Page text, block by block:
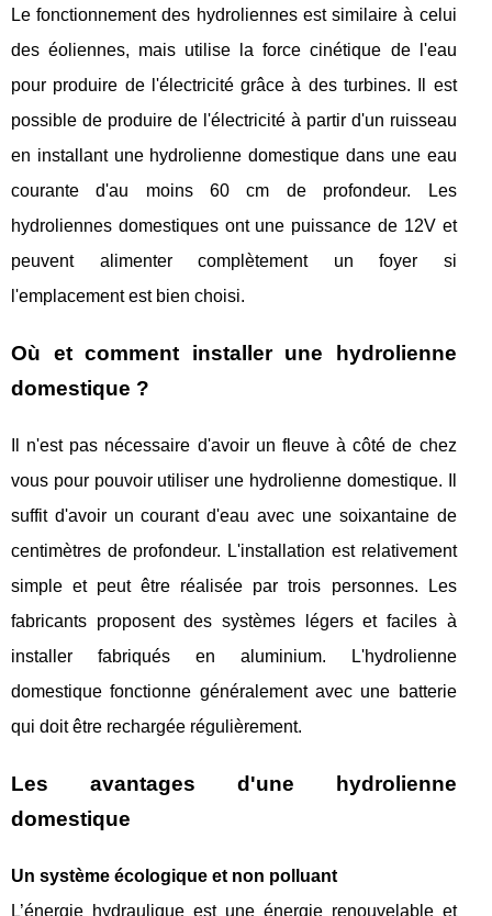
Le fonctionnement des hydroliennes est similaire à celui
des éoliennes, mais utilise la force cinétique de l'eau
pour produire de l'électricité grâce à des turbines. Il est
possible de produire de l'électricité à partir d'un ruisseau
en installant une hydrolienne domestique dans une eau
courante d'au moins 60 cm de profondeur. Les
hydroliennes domestiques ont une puissance de 12V et
peuvent alimenter complètement un foyer si
l'emplacement est bien choisi.
Où et comment installer une hydrolienne
domestique ?
Il n'est pas nécessaire d'avoir un fleuve à côté de chez
vous pour pouvoir utiliser une hydrolienne domestique. Il
suffit d'avoir un courant d'eau avec une soixantaine de
centimètres de profondeur. L'installation est relativement
simple et peut être réalisée par trois personnes. Les
fabricants proposent des systèmes légers et faciles à
installer fabriqués en aluminium. L'hydrolienne
domestique fonctionne généralement avec une batterie
qui doit être rechargée régulièrement.
Les avantages d'une hydrolienne
domestique
Un système écologique et non polluant
L’énergie hydraulique est une énergie renouvelable et